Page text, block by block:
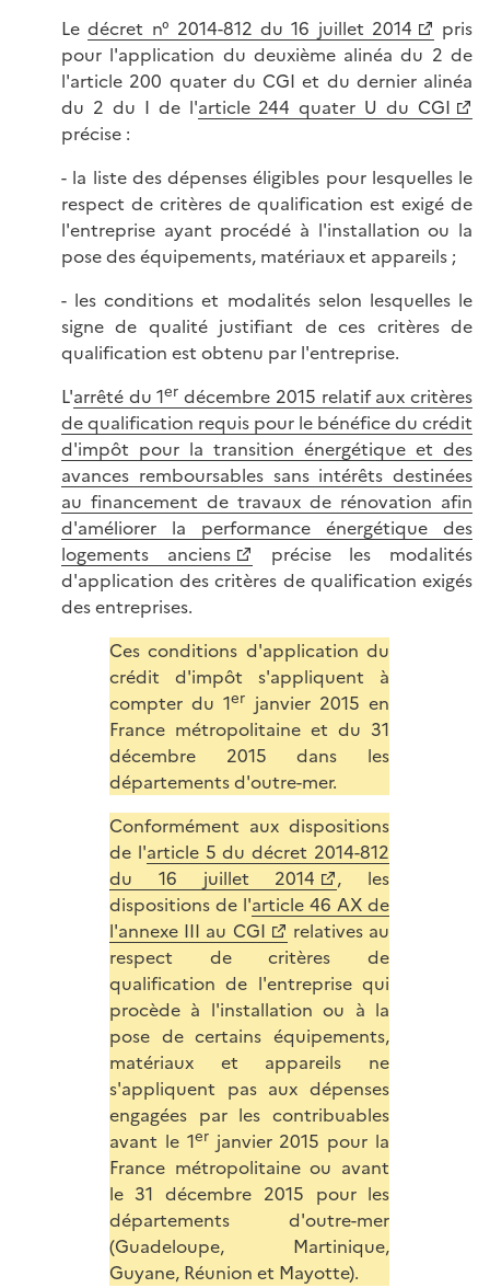
Ledécret n° 2014-812 du 16 juillet 2014
pris
pour l'application du deuxième alinéa du 2 de
l'article 200 quater du CGI et du dernier alinéa
du 2 du I de l'article 244 quater U du CGI
précise :
- la liste des dépenses éligibles pour lesquelles le
respect de critères de qualification est exigé de
l'entreprise ayant procédé à l'installation ou la
pose des équipements, matériaux et appareils ;
- les conditions et modalités selon lesquelles le
signe de qualité justifiant de ces critères de
qualification est obtenu par l'entreprise.
L'arrêté du 1er décembre 2015 relatif aux critères
de qualification requis pour le bénéfice du crédit
d'impôt pour la transition énergétique et des
avances remboursables sans intérêts destinées
au financement de travaux de rénovation afin
d'améliorer la performance énergétique des
logements anciens
précise les modalités
d'application des critères de qualification exigés
des entreprises.
Ces conditions d'application du
crédit d'impôt s'appliquent à
compter du 1er janvier 2015 en
France métropolitaine et du 31
décembre 2015 dans les
départements d'outre-mer.
Conformément aux dispositions
de l'article 5 du décret 2014-812
du 16 juillet 2014
, les
dispositions de l'article 46 AX de
l'annexe III au CGI
relatives au
respect de critères de
qualification de l'entreprise qui
procède à l'installation ou à la
pose de certains équipements,
matériaux et appareils ne
s'appliquent pas aux dépenses
engagées par les contribuables
avant le 1erjanvier 2015 pour la
France métropolitaine ou avant
le 31 décembre 2015 pour les
départements d'outre-mer
(Guadeloupe, Martinique,
Guyane, Réunion et Mayotte).